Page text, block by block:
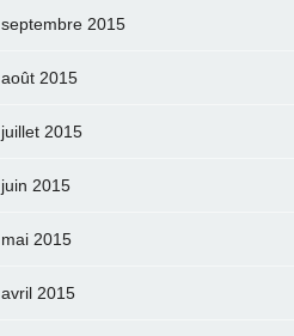
septembre 2015
août 2015
juillet 2015
juin 2015
mai 2015
avril 2015